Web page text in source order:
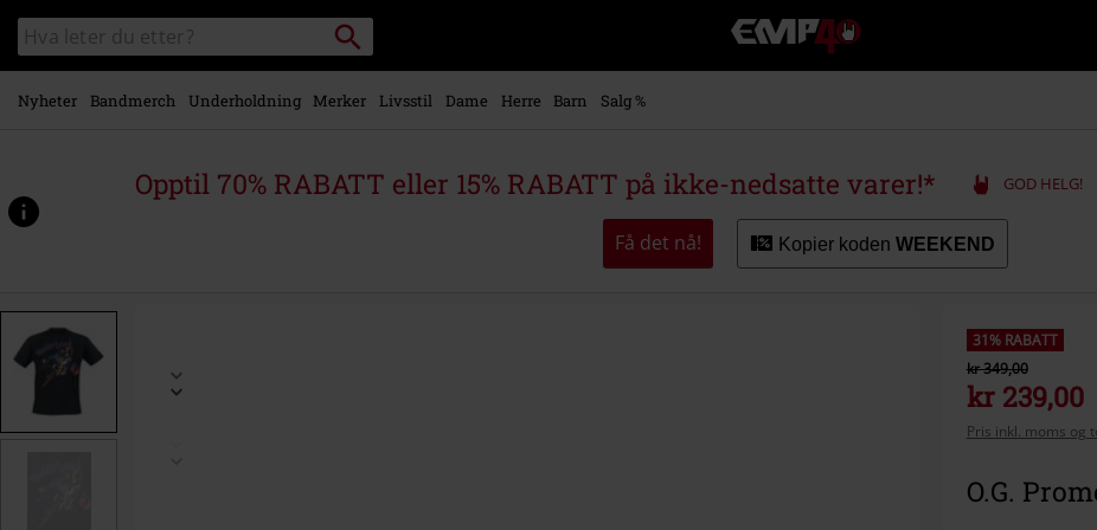
Skipp til
hovedinnhold
Søk
i
katalogen
Søk
EMP
-
Musikk,
merch
Alternativ
mote
Nyheter Bandmerch Underholdning Merker Livsstil Dame Herre Barn Salg %
Opptil 70% RABATT eller 15% RABATT på ikke-nedsatte varer!* GOD HELG!
Få det nå! Kopier koden WEEKEND
www.emp-
p/o.g.-
31% RABATT
kr 349,00
kr 239,00
Pris inkl. moms og
O.G.